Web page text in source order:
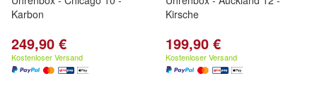
Karbon
249,90 €
Kostenloser Versand
Kirsche
199,90 €
Kostenloser Versand